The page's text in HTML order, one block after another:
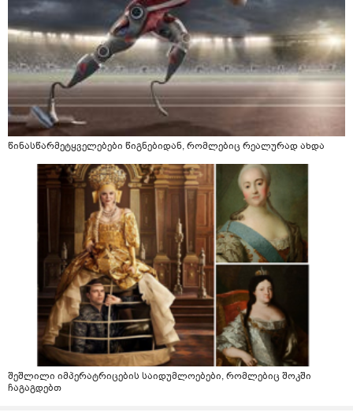
წინასწარმეტყველებები წიგნებიდან, რომლებიც რეალურად ახდა
შეშლილი იმპერატრიცების საიდუმლოებები, რომლებიც შოკში
ჩაგაგდებთ